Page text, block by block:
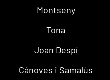
Montseny
Tona
Joan Despí
Cànoves i Samalús